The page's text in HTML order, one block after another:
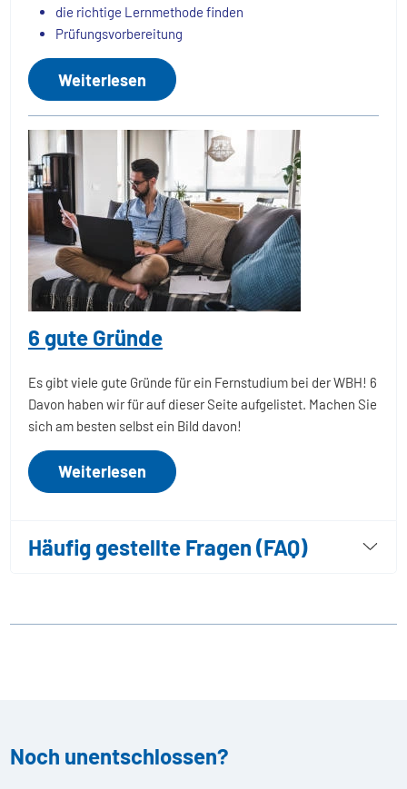
die richtige Lernmethode finden
Prüfungsvorbereitung
Weiterlesen
6 gute Gründe
Es gibt viele gute Gründe für ein Fernstudium bei der WBH! 6
Davon haben wir für auf dieser Seite aufgelistet. Machen Sie
sich am besten selbst ein Bild davon!
Weiterlesen
Häufig gestellte Fragen (FAQ)
Noch unentschlossen?